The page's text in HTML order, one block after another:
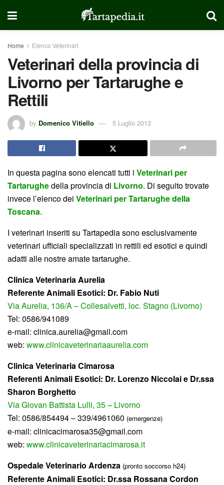
Home Elenco Veterinari
Veterinari della provincia di
Livorno per Tartarughe e
Rettili
by Domenico Vitiello 5 Luglio 2013
In questa pagina sono elencati tutti i Veterinari per
Tartarughedella provincia di Livorno. Di seguito trovate
invece l’elenco dei Veterinari per Tartarughe della
Toscana.
I veterinari inseriti su Tartapedia sono esclusivamente
veterinari ufficiali specializzati in rettili ed esotici e quindi
adatti alle nostre amate tartarughe.
Clinica Veterinaria Aurelia
Referente Animali Esotici: Dr. Fabio Nuti
Via Aurelia, 136/A – Collesalvetti, loc. Stagno (Livorno)
Tel: 0586/941089
e-mail: clinica.aurelia@gmail.com
web: www.clinicaveterinariaaurelia.com
Clinica Veterinaria Cimarosa
Referenti Animali Esotici: Dr. Lorenzo Niccolai e Dr.ssa
Sharon Borghetto
Via Giovan Battista Lulli, 35 – Livorno
Tel: 0586/854494 – 339/4961060 (emergenze)
e-mail: clinicacimarosa35@gmail.com
web: www.clinicaveterinariacimarosa.it
Ospedale Veterinario Ardenza (pronto soccorso h24)
Referente Animali Esotici: Dr.ssa Rossana Cordon